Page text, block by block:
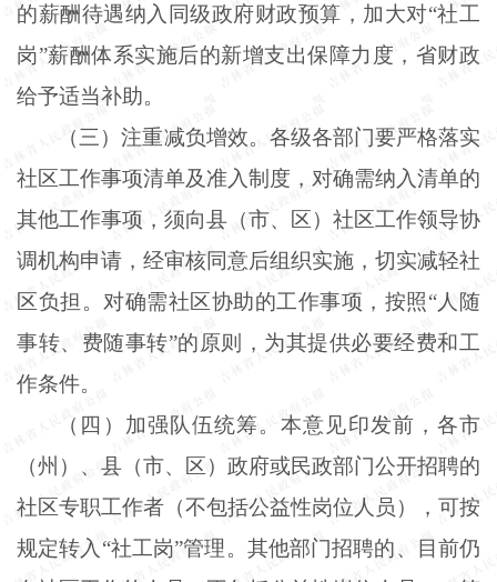
的薪酬待遇纳入同级政府财政预算，加大对“社工
岗”薪酬体系实施后的新增支出保障力度，省财政
给予适当补助。
（三）注重减负增效。各级各部门要严格落实
社区工作事项清单及准入制度，对确需纳入清单的
其他工作事项，须向县（市、区）社区工作领导协
调机构申请，经审核同意后组织实施，切实减轻社
区负担。对确需社区协助的工作事项，按照“人随
事转、费随事转”的原则，为其提供必要经费和工
作条件。
（四）加强队伍统筹。本意见印发前，各市
（州）、县（市、区）政府或民政部门公开招聘的
社区专职工作者（不包括公益性岗位人员），可按
规定转入“社工岗”管理。其他部门招聘的、目前仍